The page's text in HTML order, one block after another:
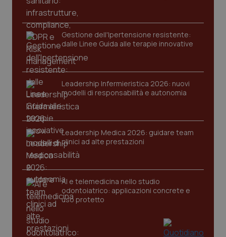
Gestione dell'Ipertensione resistente:
dalle Linee Guida alle terapie innovative
Leadership Infermieristica 2026: nuovi
modelli di responsabilità e autonomia
Leadership Medica 2026: guidare team
clinici ad alte prestazioni
AI e telemedicina nello studio
odontoiatrico: applicazioni concrete e
uso protetto
CookieScriptConsent
tracking-sites-ironfish-
tracking-enable
www.quotidianosanita.it